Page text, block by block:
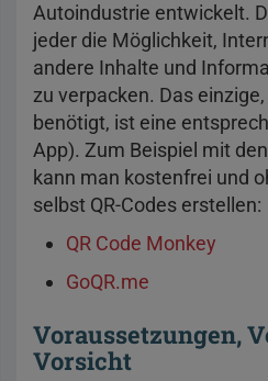
Autoindustrie entwickelt.
jeder die Möglichkeit,
andere Inhalte und
zu verpacken. Das
benötigt, ist eine
App). Zum Beispiel mit
kann man kostenfrei und
selbst QR-Codes erstellen:
QR Code Monkey
GoQR.me
Voraussetzungen,
Vorsicht